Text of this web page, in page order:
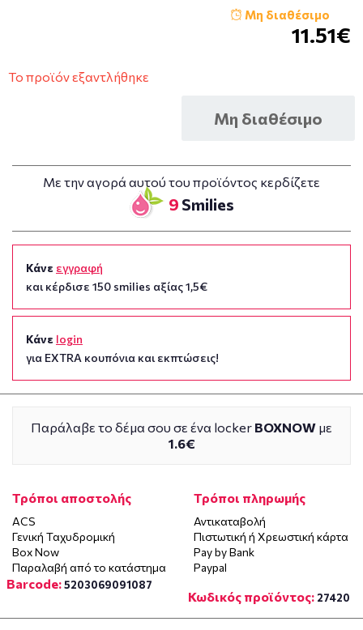
Μη διαθέσιμο
11.51€
Το προϊόν εξαντλήθηκε
Μη διαθέσιμο
Με την αγορά αυτού του προϊόντος κερδίζετε
9 Smilies
Κάνε εγγραφή
και κέρδισε 150 smilies αξίας 1,5€
Κάνε login
για EXTRA κουπόνια και εκπτώσεις!
Παράλαβε το δέμα σου σε ένα locker BOXNOW με
1.6€
Τρόποι αποστολής
ACS
Γενική Ταχυδρομική
Box Now
Παραλαβή από το κατάστημα
Τρόποι πληρωμής
Αντικαταβολή
Πιστωτική ή Χρεωστική κάρτα
Pay by Bank
Paypal
Barcode:5203069091087
Κωδικός προϊόντος: 27420